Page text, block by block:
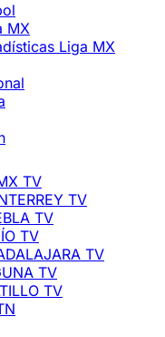
MX
Liga MX
TV
TV
TV
TV
TV
TV
TV